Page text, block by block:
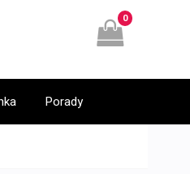
0
Porady